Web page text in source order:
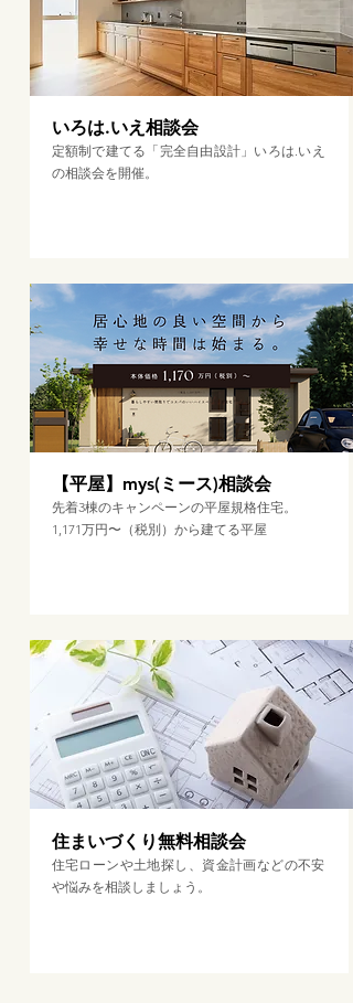
いろは.いえ相談会
定額制で建てる「完全自由設計」いろは.いえ
の相談会を開催。
【平屋】mys(ミース)相談会
先着3棟のキャンペーンの平屋規格住宅。
1,171万円〜（税別）から建てる平屋
住まいづくり無料相談会
住宅ローンや土地探し、資金計画などの不安
や悩みを相談しましょう。